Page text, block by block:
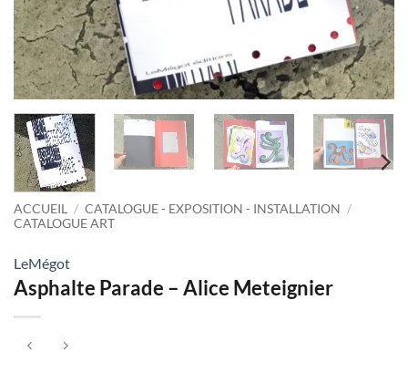
ACCUEIL / CATALOGUE - EXPOSITION - INSTALLATION /
CATALOGUE ART
LeMégot
Asphalte Parade – Alice Meteignier